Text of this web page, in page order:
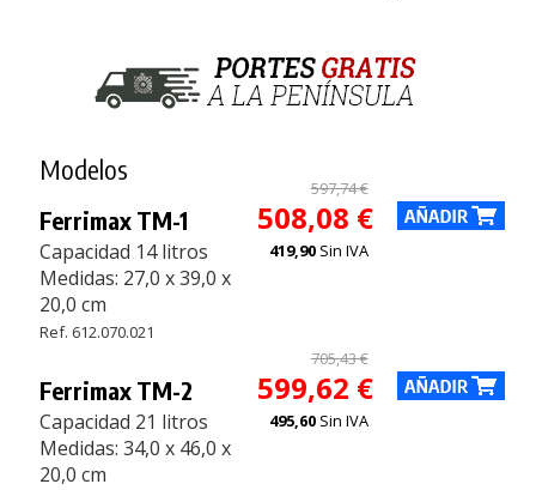
Modelos
Ferrimax TM-1
Capacidad 14 litros
Medidas: 27,0 x 39,0 x
20,0 cm
Ref. 612.070.021
597,74 €
508,08 €
419,90 Sin IVA
Ferrimax TM-2
Capacidad 21 litros
Medidas: 34,0 x 46,0 x
20,0 cm
705,43 €
599,62 €
495,60 Sin IVA